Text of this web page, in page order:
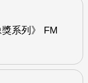
系列》 FM